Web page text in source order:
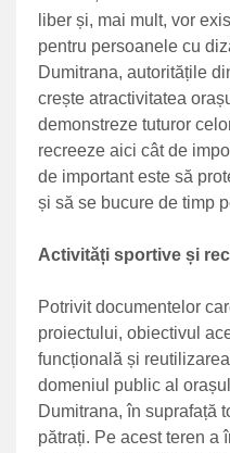
liber și, mai mult, vor
pentru persoanele cu
Dumitrana, autoritățile
crește atractivitatea
demonstreze tuturor
recreeze aici cât de
de important este să
și să se bucure de timp
Activități sportive și
Potrivit documentelor
proiectului, obiectivul
funcțională și
domeniul public al
Dumitrana, în suprafață
pătrați. Pe acest teren a